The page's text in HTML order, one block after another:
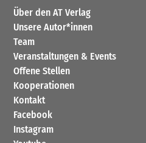
Über den AT Verlag
Unsere Autor*innen
Team
Veranstaltungen & Events
Offene Stellen
Kooperationen
Kontakt
Facebook
Instagram